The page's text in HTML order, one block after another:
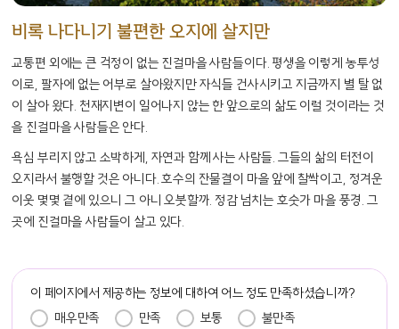
비록 나다니기 불편한 오지에 살지만
교통편 외에는 큰 걱정이 없는 진걸마을 사람들이다. 평생을 이렇게 농투성
이로, 팔자에 없는 어부로 살아왔지만 자식들 건사시키고 지금까지 별 탈 없
이 살아 왔다. 천재지변이 일어나지 않는 한 앞으로의 삶도 이럴 것이라는 것
을 진걸마을 사람들은 안다.
욕심 부리지 않고 소박하게, 자연과 함께 사는 사람들. 그들의 삶의 터전이
오지라서 불행할 것은 아니다. 호수의 잔물결이 마을 앞에 찰싹이고, 정겨운
이웃 몇몇 곁에 있으니 그 아니 오붓할까. 정감 넘치는 호숫가 마을 풍경. 그
곳에 진걸마을 사람들이 살고 있다.
이 페이지에서 제공하는 정보에 대하여 어느 정도 만족하셨습니까?
매우만족 만족 보통
불만족